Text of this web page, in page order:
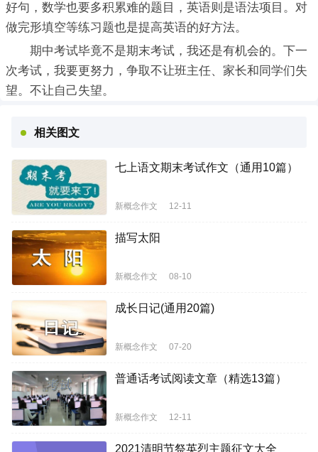
好句，数学也要多积累难的题目，英语则是语法项目。对
做完形填空等练习题也是提高英语的好方法。
期中考试毕竟不是期末考试，我还是有机会的。下一
次考试，我要更努力，争取不让班主任、家长和同学们失
望。不让自己失望。
相关图文
七上语文期末考试作文（通用10篇）
新概念作文 12-11
描写太阳
新概念作文 08-10
成长日记(通用20篇)
新概念作文 07-20
普通话考试阅读文章（精选13篇）
新概念作文 12-11
2021清明节祭英烈主题征文大全